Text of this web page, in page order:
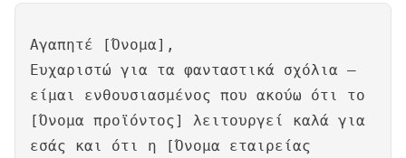
Αγαπητέ [Όνομα],
Ευχαριστώ για τα φανταστικά σχόλια –
είμαι ενθουσιασμένος που ακούω ότι το
[Όνομα προϊόντος] λειτουργεί καλά για
εσάς και ότι η [Όνομα εταιρείας